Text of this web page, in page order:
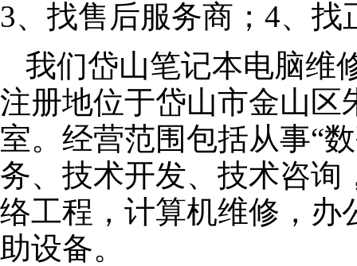
3、找售后服务商；4、找
我们岱山笔记本电脑维
注册地位于岱山市金山区
室。经营范围包括从事“
务、技术开发、技术咨询
络工程，计算机维修，办
助设备。